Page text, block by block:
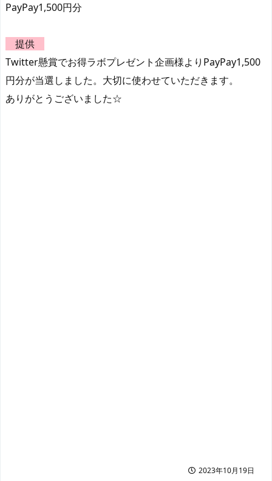
PayPay1,500円分
提供
Twitter懸賞でお得ラボプレゼント企画様よりPayPay1,500
円分が当選しました。大切に使わせていただきます。
ありがとうございました☆
2023年10月19日